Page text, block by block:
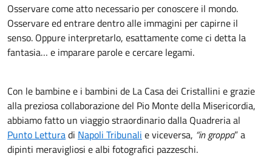
Osservare come atto necessario per conoscere il mondo.
Osservare ed entrare dentro alle immagini per capirne il
senso. Oppure interpretarlo, esattamente come ci detta la
fantasia… e imparare parole e cercare legami.
Con le bambine e i bambini de La Casa dei Cristallini e grazie
alla preziosa collaborazione del Pio Monte della Misericordia,
abbiamo fatto un viaggio straordinario dalla Quadreria al
Punto Letturadi Napoli Tribunali e viceversa, “in groppa” a
dipinti meravigliosi e albi fotografici pazzeschi.